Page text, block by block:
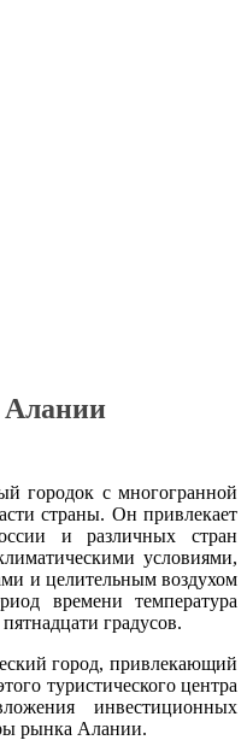
Алании
городок с многогранной
страны. Он привлекает
и различных стран
условиями,
и целительным воздухом
времени температура
градусов.
город, привлекающий
туристического центра
инвестиционных
рынка Алании.